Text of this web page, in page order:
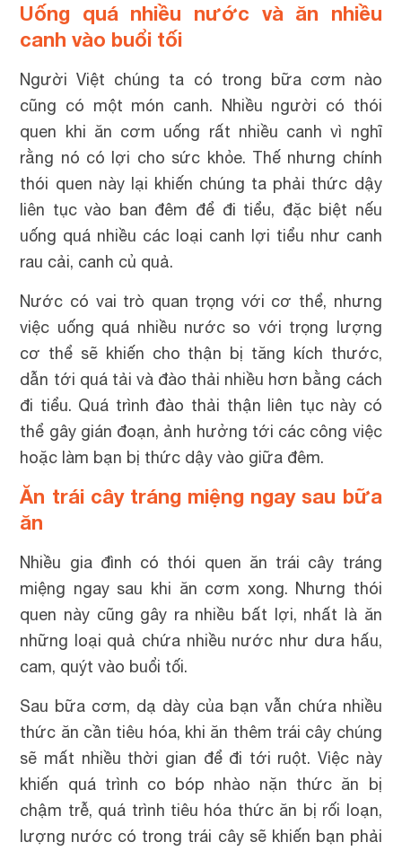
Uống quá nhiều nước và ăn nhiều
canh vào buổi tối
Người Việt chúng ta có trong bữa cơm nào
cũng có một món canh. Nhiều người có thói
quen khi ăn cơm uống rất nhiều canh vì nghĩ
rằng nó có lợi cho sức khỏe. Thế nhưng chính
thói quen này lại khiến chúng ta phải thức dậy
liên tục vào ban đêm để đi tiểu, đặc biệt nếu
uống quá nhiều các loại canh lợi tiểu như canh
rau cải, canh củ quả.
Nước có vai trò quan trọng với cơ thể, nhưng
việc uống quá nhiều nước so với trọng lượng
cơ thể sẽ khiến cho thận bị tăng kích thước,
dẫn tới quá tải và đào thải nhiều hơn bằng cách
đi tiểu. Quá trình đào thải thận liên tục này có
thể gây gián đoạn, ảnh hưởng tới các công việc
hoặc làm bạn bị thức dậy vào giữa đêm.
Ăn trái cây tráng miệng ngay sau bữa
ăn
Nhiều gia đình có thói quen ăn trái cây tráng
miệng ngay sau khi ăn cơm xong. Nhưng thói
quen này cũng gây ra nhiều bất lợi, nhất là ăn
những loại quả chứa nhiều nước như dưa hấu,
cam, quýt vào buổi tối.
Sau bữa cơm, dạ dày của bạn vẫn chứa nhiều
thức ăn cần tiêu hóa, khi ăn thêm trái cây chúng
sẽ mất nhiều thời gian để đi tới ruột. Việc này
khiến quá trình co bóp nhào nặn thức ăn bị
chậm trễ, quá trình tiêu hóa thức ăn bị rối loạn,
lượng nước có trong trái cây sẽ khiến bạn phải